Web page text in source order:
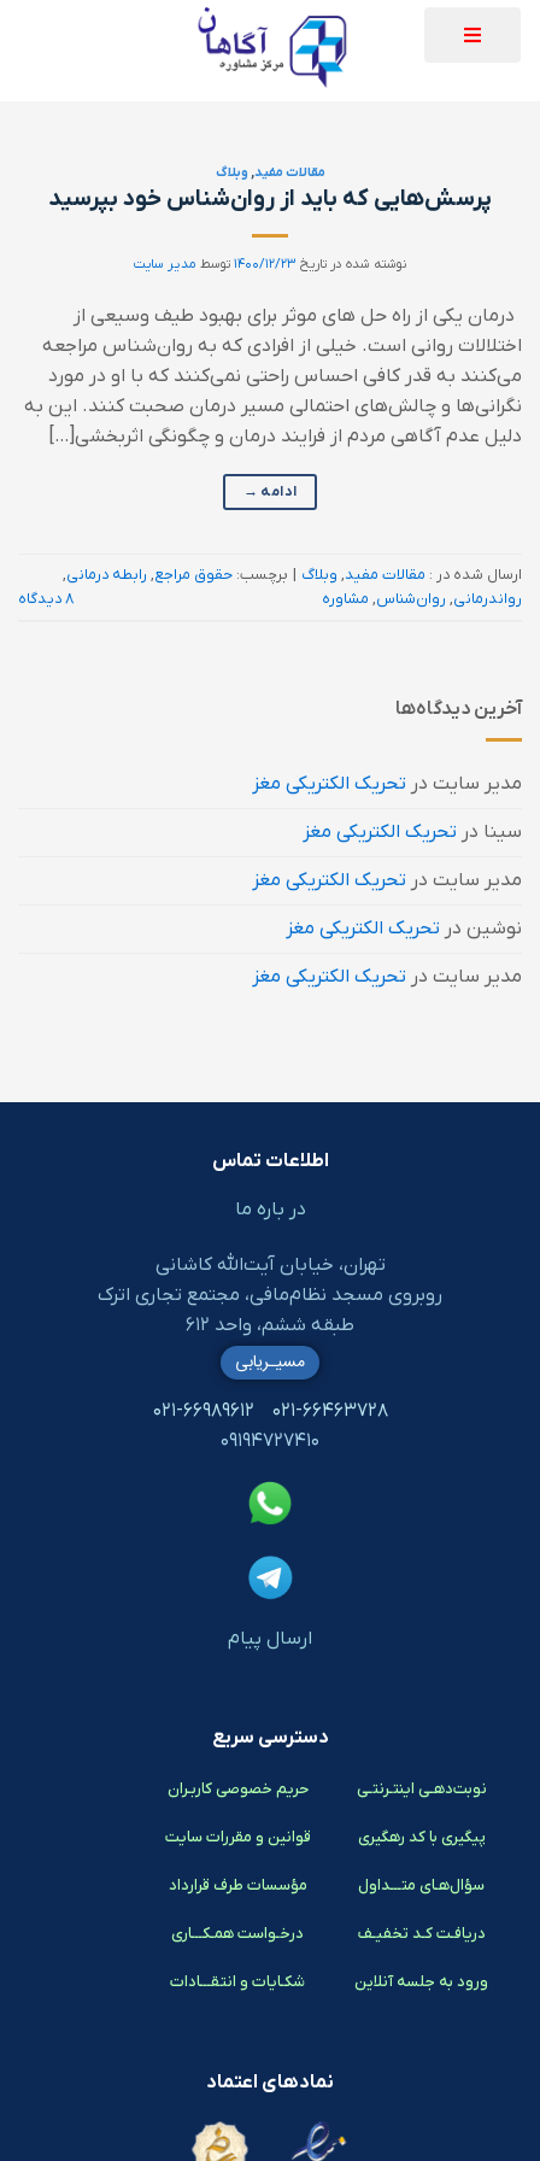
مقالات مفید, وبلاگ
پرسش‌هایی که باید از روان‌شناس خود بپرسید
نوشته شده در تاریخ ۱۴۰۰/۱۲/۲۳ توسط مدیر سایت
درمان یکی از راه حل های موثر برای بهبود طیف وسیعی از
اختلالات روانی است. خیلی از افرادی که به روان‌شناس مراجعه
می‌کنند به قدر کافی احساس راحتی نمی‌کنند که با او در مورد
نگرانی‌ها و چالش‌های احتمالی مسیر درمان صحبت کنند. این به
دلیل عدم آگاهی مردم از فرایند درمان و چگونگی اثربخشی[…]
ادامه →
ارسال شده در : مقالات مفید, وبلاگ | برچسب: حقوق مراجع, رابطه درمانی,
رواندرمانی, روان‌شناس, مشاوره 8 دیدگاه
آخرین دیدگاه‌ها
مدیر سایت در تحریک الکتریکی مغز
سینا در تحریک الکتریکی مغز
مدیر سایت در تحریک الکتریکی مغز
نوشین در تحریک الکتریکی مغز
مدیر سایت در تحریک الکتریکی مغز
اطلاعات تماس
در باره ما
تهران، خیابان آیت‌الله کاشانی
روبروی مسجد نظام‌مافی، مجتمع تجاری اترک
طبقه ششم، واحد ۶۱۲
۰۲۱-۶۶۴۶۳۷۲۸
۰۲۱-۶۶۹۸۹۶۱۲
۰۹۱۹۴۷۲۷۴۱۰
ارسال پیام
مسیـریابی
دسترسی سریع
نوبت‌دهـی اینتـرنتـی
پیگیری با کد رهگیری
سؤال‌هـای متـــداول
دریافـت کـد تخفیـف
ورود به جلسه آنلاین
حریم خصوصی کاربـران
قوانین و مقررات سایت
مؤسسات طرف قرارداد
درخـواست همـکـــاری
شکـایات و انتقـــادات
نمادهای اعتماد